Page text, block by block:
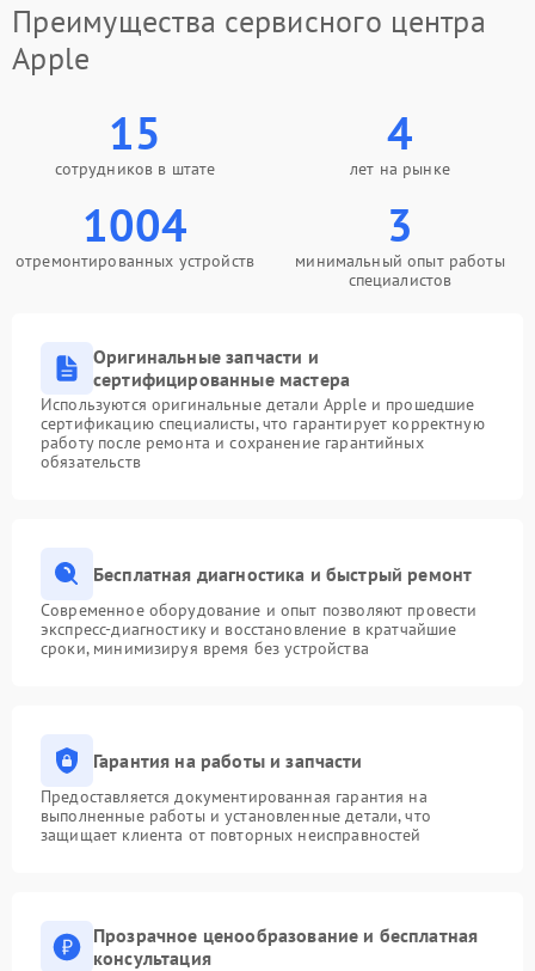
Преимущества сервисного центра
Apple
15
сотрудников в штате
4
лет на рынке
1004
отремонтированных устройств
3
минимальный опыт работы
специалистов
Оригинальные запчасти и
сертифицированные мастера
Используются оригинальные детали Apple и прошедшие
сертификацию специалисты, что гарантирует корректную
работу после ремонта и сохранение гарантийных
обязательств
Бесплатная диагностика и быстрый ремонт
Современное оборудование и опыт позволяют провести
экспресс-диагностику и восстановление в кратчайшие
сроки, минимизируя время без устройства
Гарантия на работы и запчасти
Предоставляется документированная гарантия на
выполненные работы и установленные детали, что
защищает клиента от повторных неисправностей
Прозрачное ценообразование и бесплатная
консультация